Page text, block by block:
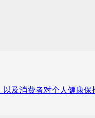
及消费者对个人健康保